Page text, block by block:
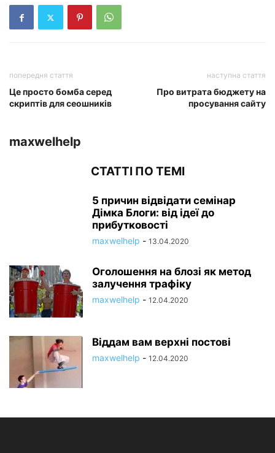
попередня стаття
Це просто бомба серед
скриптів для сеошників
наступна стаття
Про витрата бюджету на
просування сайту
maxwelhelp
СТАТТІ ПО ТЕМІ
5 причин відвідати семінар
Дімка Блоги: від ідеї до
прибутковості
maxwelhelp - 13.04.2020
Оголошення на блозі як метод
залучення трафіку
maxwelhelp - 12.04.2020
Віддам вам верхні постові
maxwelhelp - 12.04.2020